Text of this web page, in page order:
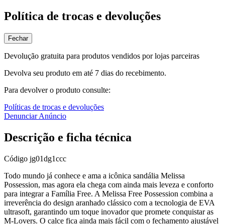
Política de trocas e devoluções
Fechar
Devolução gratuita para produtos vendidos por lojas parceiras
Devolva seu produto em até 7 dias do recebimento.
Para devolver o produto consulte:
Políticas de trocas e devoluções
Denunciar Anúncio
Descrição e ficha técnica
Código jg01dg1ccc
Todo mundo já conhece e ama a icônica sandália Melissa
Possession, mas agora ela chega com ainda mais leveza e conforto
para integrar a Família Free. A Melissa Free Possession combina a
irreverência do design aranhado clássico com a tecnologia de EVA
ultrasoft, garantindo um toque inovador que promete conquistar as
M-Lovers. O calce fica ainda mais fácil com o fechamento ajustável